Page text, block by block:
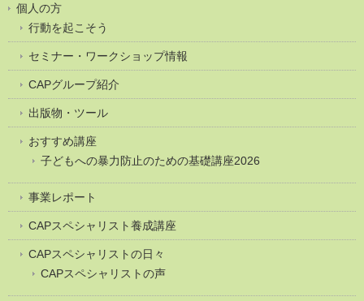
個人の方
行動を起こそう
セミナー・ワークショップ情報
CAPグループ紹介
出版物・ツール
おすすめ講座
子どもへの暴力防止のための基礎講座2026
事業レポート
CAPスペシャリスト養成講座
CAPスペシャリストの日々
CAPスペシャリストの声